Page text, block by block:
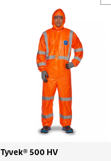
Tyvek® 500 HV